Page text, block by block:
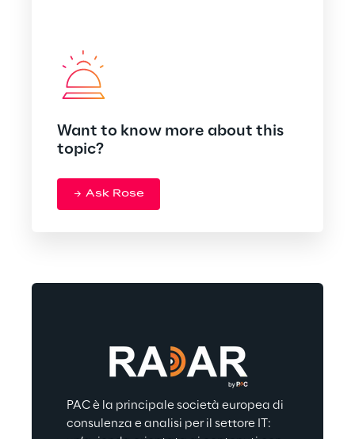
Want to know more about this
topic?
Ask Rose
PAC è la principale società europea di
consulenza e analisi per il settore IT: